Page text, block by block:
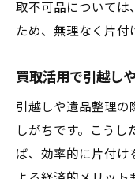
取不可品については
ため、無理なく片付
買取活用で引越し
引越しや遺品整理の
しがちです。こう
ば、効率的に片付け